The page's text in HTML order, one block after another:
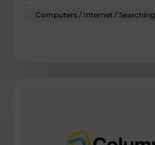
Computers / Internet / Searching